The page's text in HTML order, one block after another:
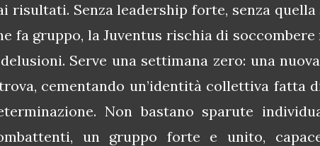
risultati. Senza leadership forte, senza
fa gruppo, la Juventus rischia di
Serve una settimana zero: una
cementando un’identità collettiva fatta
Non bastano sparute
un gruppo forte e unito,